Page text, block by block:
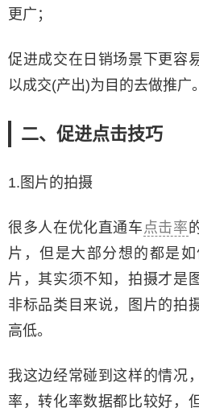
更广；
促进成交在日销场景下更容
以成交(产出)为目的去做推广。
二、促进点击技巧
1.图片的拍摄
很多人在优化直通车 点击率
片，但是大部分想的都是
片，其实须不知，拍摄才是
非标品类目来说，图片的拍
高低。
我这边经常碰到这样的情况
率，转化率数据都比较好，